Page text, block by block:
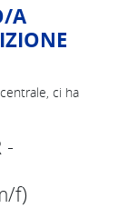
A
ci ha
-
f)